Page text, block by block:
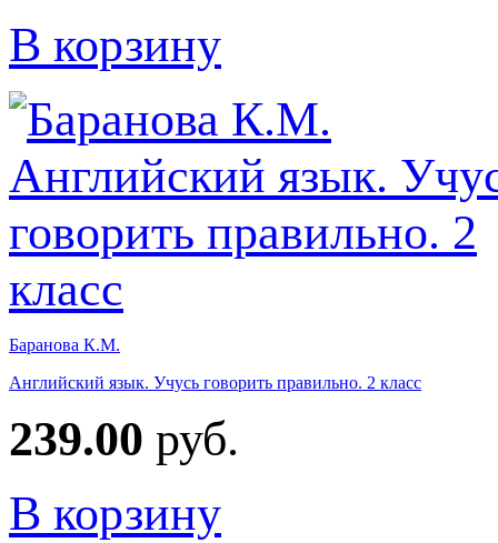
В корзину
Баранова К.М.
Английский язык. Учусь говорить правильно. 2 класс
239.00 руб.
В корзину